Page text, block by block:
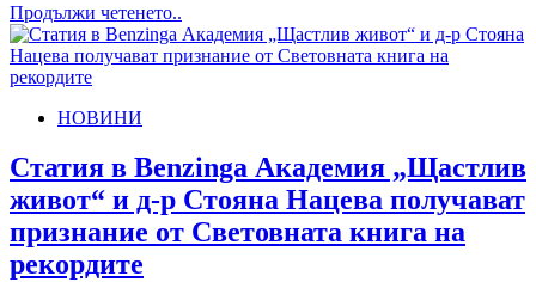
Продължи четенето..
more
about
официално
признание
от
Guinness
World
НОВИНИ
Статия в Benzinga Академия „Щастлив
живот“ и д-р Стояна Нацева получават
признание от Световната книга на
рекордите